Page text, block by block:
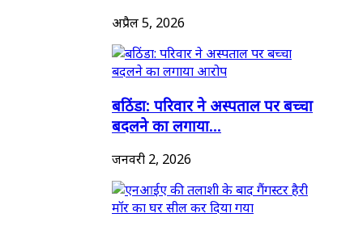
अप्रैल 5, 2026
बठिंडा: परिवार ने अस्पताल पर बच्चा
बदलने का लगाया...
जनवरी 2, 2026